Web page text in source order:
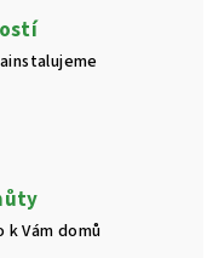
Vám domů